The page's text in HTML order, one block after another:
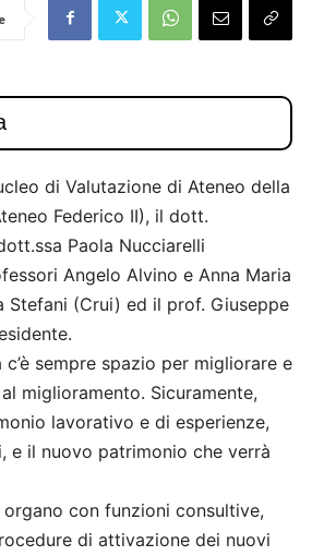
di Valutazione di Ateneo della
Federico II), il dott.
Paola Nucciarelli
Angelo Alvino e Anna Maria
Stefani (Crui) ed il prof. Giuseppe
sempre spazio per migliorare e
miglioramento. Sicuramente,
lavorativo e di esperienze,
e il nuovo patrimonio che verrà
con funzioni consultive,
di attivazione dei nuovi